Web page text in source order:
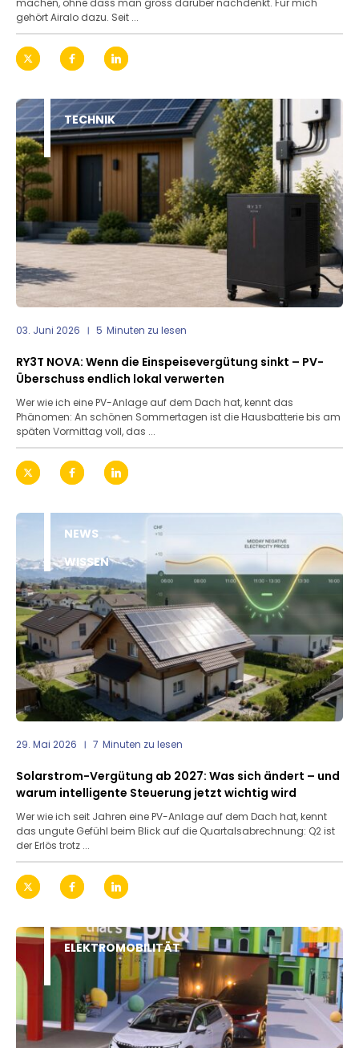
machen, ohne dass man gross darüber nachdenkt. Für mich
gehört Airalo dazu. Seit ...
TECHNIK
03. Juni 2026 5 Minuten zu lesen
RY3T NOVA: Wenn die Einspeisevergütung sinkt – PV-
Überschuss endlich lokal verwerten
Wer wie ich eine PV-Anlage auf dem Dach hat, kennt das
Phänomen: An schönen Sommertagen ist die Hausbatterie bis am
späten Vormittag voll, das ...
NEWS
WISSEN
29. Mai 2026 7 Minuten zu lesen
Solarstrom-Vergütung ab 2027: Was sich ändert – und
warum intelligente Steuerung jetzt wichtig wird
Wer wie ich seit Jahren eine PV-Anlage auf dem Dach hat, kennt
das ungute Gefühl beim Blick auf die Quartalsabrechnung: Q2 ist
der Erlös trotz ...
ELEKTROMOBILITÄT